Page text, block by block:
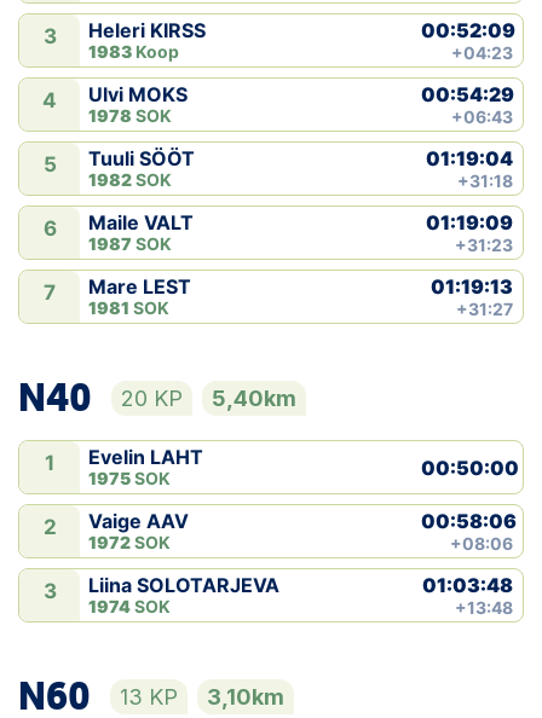
3 Heleri KIRSS
1983 Koop
00:52:09
+04:23
4 Ulvi MOKS
1978 SOK
00:54:29
+06:43
5 Tuuli SÖÖT
1982SOK
01:19:04
+31:18
6 Maile VALT
1987 SOK
01:19:09
+31:23
7 Mare LEST
1981 SOK
01:19:13
+31:27
N40 20 KP 5,40km
1 Evelin LAHT
1975SOK 00:50:00
2 Vaige AAV
1972SOK
00:58:06
+08:06
3 Liina SOLOTARJEVA
1974SOK
01:03:48
+13:48
N60 13 KP 3,10km